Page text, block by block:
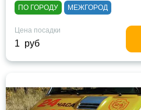
ПО ГОРОДУ МЕЖГОРОД
Цена посадки
1 руб